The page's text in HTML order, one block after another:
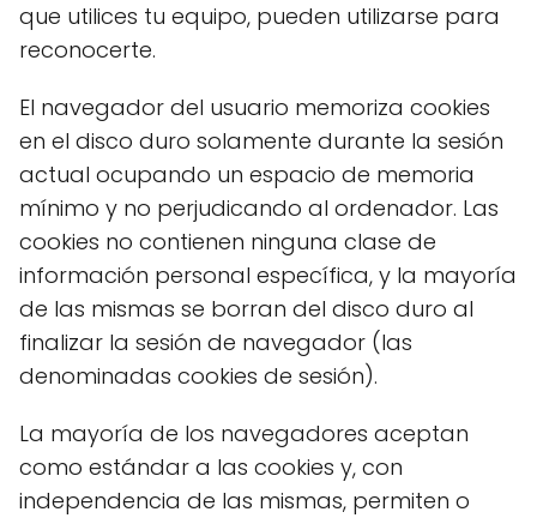
que utilices tu equipo, pueden utilizarse para
reconocerte.
El navegador del usuario memoriza cookies
en el disco duro solamente durante la sesión
actual ocupando un espacio de memoria
mínimo y no perjudicando al ordenador. Las
cookies no contienen ninguna clase de
información personal específica, y la mayoría
de las mismas se borran del disco duro al
finalizar la sesión de navegador (las
denominadas cookies de sesión).
La mayoría de los navegadores aceptan
como estándar a las cookies y, con
independencia de las mismas, permiten o